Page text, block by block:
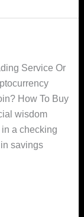
Service Or
How To Buy
wisdom
a checking
savings